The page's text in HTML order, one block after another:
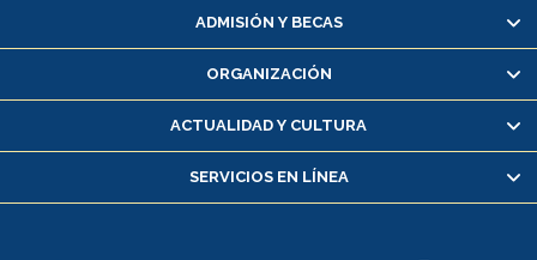
Matrícula en línea
Inscripción y cambio de asignaturas
Consulta y certificado de notas
Servicio médico y dental
Pago de arancel y crédito alumnos
ADMISIÓN Y BECAS
ORGANIZACIÓN
ACTUALIDAD Y CULTURA
SERVICIOS EN LÍNEA